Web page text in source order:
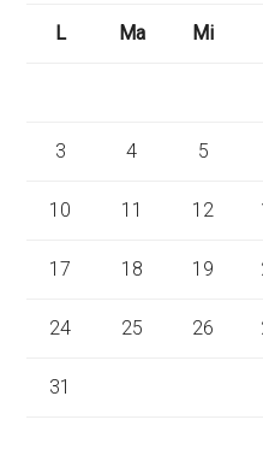
L
Ma Mi
3 4 5
10 11 12
17 18 19
24 25 26
31